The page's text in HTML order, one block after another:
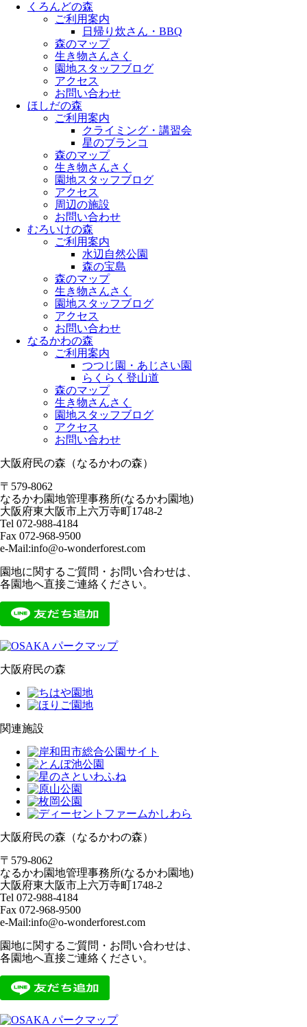
くろんどの森
ご利用案内
日帰り炊さん・BBQ
森のマップ
生き物さんさく
園地スタッフブログ
アクセス
お問い合わせ
ほしだの森
ご利用案内
クライミング・講習会
星のブランコ
森のマップ
生き物さんさく
園地スタッフブログ
アクセス
周辺の施設
お問い合わせ
むろいけの森
ご利用案内
水辺自然公園
森の宝島
森のマップ
生き物さんさく
園地スタッフブログ
アクセス
お問い合わせ
なるかわの森
ご利用案内
つつじ園・あじさい園
らくらく登山道
森のマップ
生き物さんさく
園地スタッフブログ
アクセス
お問い合わせ
大阪府民の森（なるかわの森）
〒579-8062
なるかわ園地管理事務所(なるかわ園地)
大阪府東大阪市上六万寺町1748-2
Tel 072-988-4184
Fax 072-968-9500
e-Mail:info@o-wonderforest.com
園地に関するご質問・お問い合わせは、
各園地へ直接ご連絡ください。
大阪府民の森
関連施設
大阪府民の森（なるかわの森）
〒579-8062
なるかわ園地管理事務所(なるかわ園地)
大阪府東大阪市上六万寺町1748-2
Tel 072-988-4184
Fax 072-968-9500
e-Mail:info@o-wonderforest.com
園地に関するご質問・お問い合わせは、
各園地へ直接ご連絡ください。